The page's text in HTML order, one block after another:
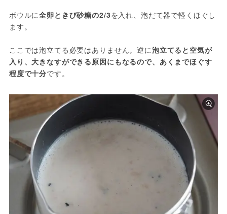
ボウルに全卵ときび砂糖の2/3を入れ、泡だて器で軽くほぐし
ます。
ここでは泡立てる必要はありません。逆に泡立てると空気が
入り、大きなすができる原因にもなるので、あくまでほぐす
程度で十分です。